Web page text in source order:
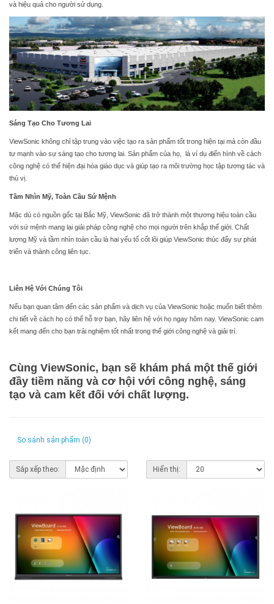
và hiệu quả cho người sử dụng.
Sáng Tạo Cho Tương Lai
ViewSonic không chỉ tập trung vào việc tạo ra sản phẩm tốt trong hiện tại mà còn đầu
tư mạnh vào sự sáng tạo cho tương lai. Sản phẩm của họ, là ví dụ điển hình về cách
công nghệ có thể hiện đại hóa giáo dục và giúp tạo ra môi trường học tập tương tác và
thú vị.
Tầm Nhìn Mỹ, Toàn Cầu Sứ Mệnh
Mặc dù có nguồn gốc tại Bắc Mỹ, ViewSonic đã trở thành một thương hiệu toàn cầu
với sứ mệnh mang lại giải pháp công nghệ cho mọi người trên khắp thế giới. Chất
lượng Mỹ và tầm nhìn toàn cầu là hai yếu tố cốt lõi giúp ViewSonic thúc đẩy sự phát
triển và thành công liên tục.
Liên Hệ Với Chúng Tôi
Nếu bạn quan tâm đến các sản phẩm và dịch vụ của ViewSonic hoặc muốn biết thêm
chi tiết về cách họ có thể hỗ trợ bạn, hãy liên hệ với họ ngay hôm nay. ViewSonic cam
kết mang đến cho bạn trải nghiệm tốt nhất trong thế giới công nghệ và giải trí.
Cùng ViewSonic, bạn sẽ khám phá một thế giới
đầy tiềm năng và cơ hội với công nghệ, sáng
tạo và cam kết đối với chất lượng.
So sánh sản phẩm (0)
Sắp xếp theo: Hiển thị: